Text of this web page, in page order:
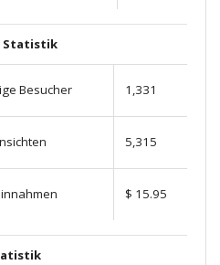
Statistik
Besucher 1,331
5,315
$ 15.95